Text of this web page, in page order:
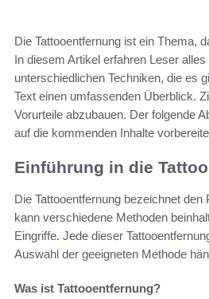
Die Tattooentfernung ist ein Thema,
In diesem Artikel erfahren Leser
unterschiedlichen Techniken, die es
Text einen umfassenden Überblick.
Vorurteile abzubauen. Der folgende
auf die kommenden Inhalte
Einführung in die
Die Tattooentfernung bezeichnet
kann verschiedene Methoden
Eingriffe. Jede dieser
Auswahl der geeigneten Methode
Was ist Tattooentfernung?